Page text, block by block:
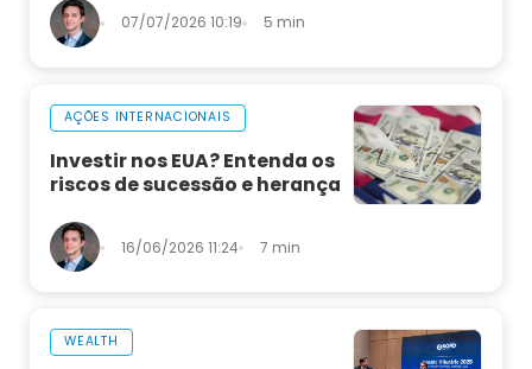
07/07/2026 10:19 5 min
AÇÕES INTERNACIONAIS
Investir nos EUA? Entenda os
riscos de sucessão e herança
16/06/2026 11:24 7 min
WEALTH